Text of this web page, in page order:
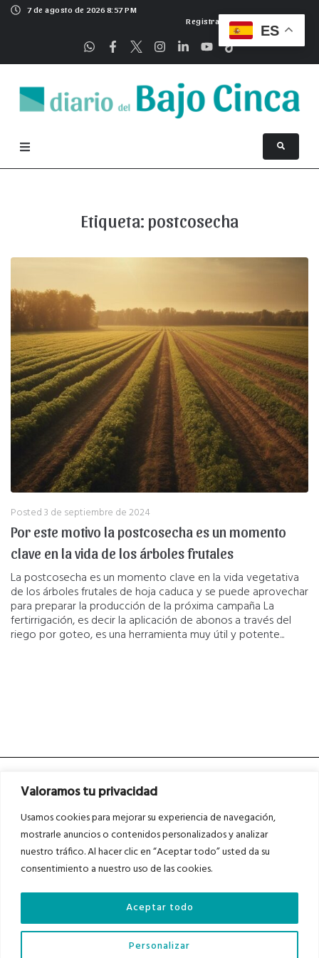
Valoramos tu privacidad
Usamos cookies para mejorar su experiencia de navegación,
mostrarle anuncios o contenidos personalizados y analizar
nuestro tráfico. Al hacer clic en “Aceptar todo” usted da su
consentimiento a nuestro uso de las cookies.
Personalizar
Aceptar todo
7 de agosto de 2026 8:57 PM
Registrarse
Etiqueta: postcosecha
Posted3 de septiembre de 2024
Por este motivo la postcosecha es un momento
clave en la vida de los árboles frutales
La postcosecha es un momento clave en la vida vegetativa
de los árboles frutales de hoja caduca y se puede aprovechar
para preparar la producción de la próxima campaña La
fertirrigación, es decir la aplicación de abonos a través del
riego por goteo, es una herramienta muy útil y potente...
Asociados a
Auditados por
ES